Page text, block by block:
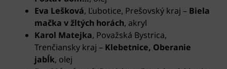
Eva Lešková, Ľubotice, Prešovský kraj – Biela
mačka v žltých horách, akryl
Karol Matejka, Považská Bystrica,
Trenčiansky kraj – Klebetnice, Oberanie
jabĺk, olej